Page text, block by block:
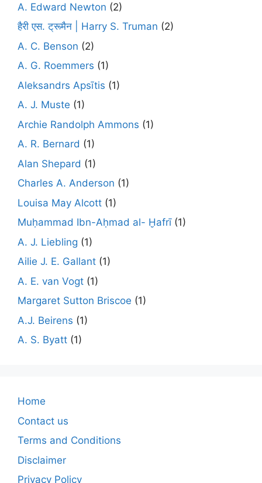
A. Edward Newton (2)
हैरी एस. ट्रूमैन | Harry S. Truman (2)
A. C. Benson (2)
A. G. Roemmers (1)
Aleksandrs Apsītis (1)
A. J. Muste (1)
Archie Randolph Ammons (1)
A. R. Bernard (1)
Alan Shepard (1)
Charles A. Anderson (1)
Louisa May Alcott (1)
Muḥammad Ibn-Aḥmad al- Ḫafrī(1)
A. J. Liebling (1)
Ailie J. E. Gallant (1)
A. E. van Vogt (1)
Margaret Sutton Briscoe (1)
A.J. Beirens (1)
A. S. Byatt (1)
Home
Contact us
Terms and Conditions
Disclaimer
Privacy Policy